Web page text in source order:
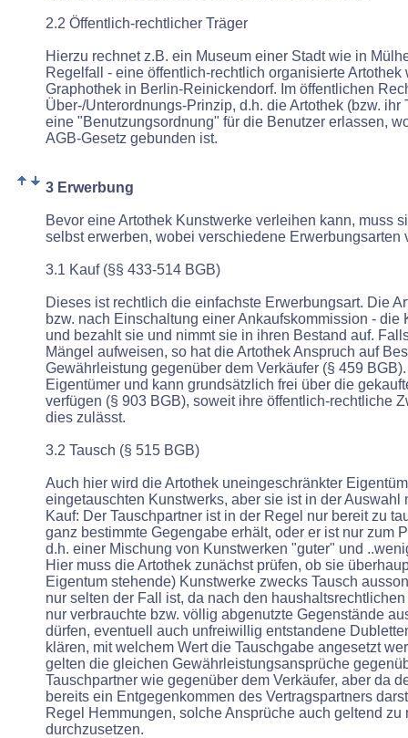
2.2 Öffentlich-rechtlicher Träger
Hierzu rechnet z.B. ein Museum einer Stadt wie in
Regelfall - eine öffentlich-rechtlich organisierte Artothek
Graphothek in Berlin-Reinickendorf. Im öffentlichen
Über-/Unterordnungs-Prinzip, d.h. die Artothek (bzw. ihr
eine "Benutzungsordnung" für die Benutzer erlassen,
AGB-Gesetz gebunden ist.
3 Erwerbung
Bevor eine Artothek Kunstwerke verleihen kann, muss
selbst erwerben, wobei verschiedene Erwerbungsarten
3.1 Kauf (§§ 433-514 BGB)
Dieses ist rechtlich die einfachste Erwerbungsart. Die
bzw. nach Einschaltung einer Ankaufskommission - die
und bezahlt sie und nimmt sie in ihren Bestand auf.
Mängel aufweisen, so hat die Artothek Anspruch auf
Gewährleistung gegenüber dem Verkäufer (§ 459
Eigentümer und kann grundsätzlich frei über die
verfügen (§ 903 BGB), soweit ihre öffentlich-rechtliche
dies zulässt.
3.2 Tausch (§ 515 BGB)
Auch hier wird die Artothek uneingeschränkter
eingetauschten Kunstwerks, aber sie ist in der Auswahl
Kauf: Der Tauschpartner ist in der Regel nur bereit zu
ganz bestimmte Gegengabe erhält, oder er ist nur zum
d.h. einer Mischung von Kunstwerken "guter" und
Hier muss die Artothek zunächst prüfen, ob sie
Eigentum stehende) Kunstwerke zwecks Tausch
nur selten der Fall ist, da nach den
nur verbrauchte bzw. völlig abgenutzte Gegenstände
dürfen, eventuell auch unfreiwillig entstandene
klären, mit welchem Wert die Tauschgabe angesetzt
gelten die gleichen Gewährleistungsansprüche
Tauschpartner wie gegenüber dem Verkäufer, aber da
bereits ein Entgegenkommen des Vertragspartners
Regel Hemmungen, solche Ansprüche auch geltend zu
durchzusetzen.